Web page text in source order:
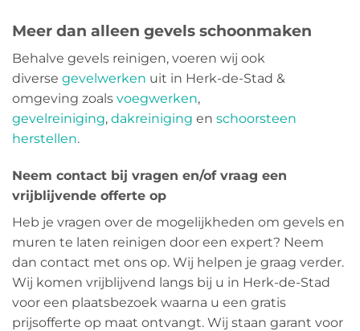
Meer dan alleen gevels schoonmaken
Behalve gevels reinigen, voeren wij ook
diverse gevelwerken uit in Herk-de-Stad &
omgeving zoals voegwerken,
gevelreiniging, dakreiniging en schoorsteen
herstellen.
Neem contact bij vragen en/of vraag een
vrijblijvende offerte op
Heb je vragen over de mogelijkheden om gevels en
muren te laten reinigen door een expert? Neem
dan contact met ons op. Wij helpen je graag verder.
Wij komen vrijblijvend langs bij u in Herk-de-Stad
voor een plaatsbezoek waarna u een gratis
prijsofferte op maat ontvangt. Wij staan garant voor